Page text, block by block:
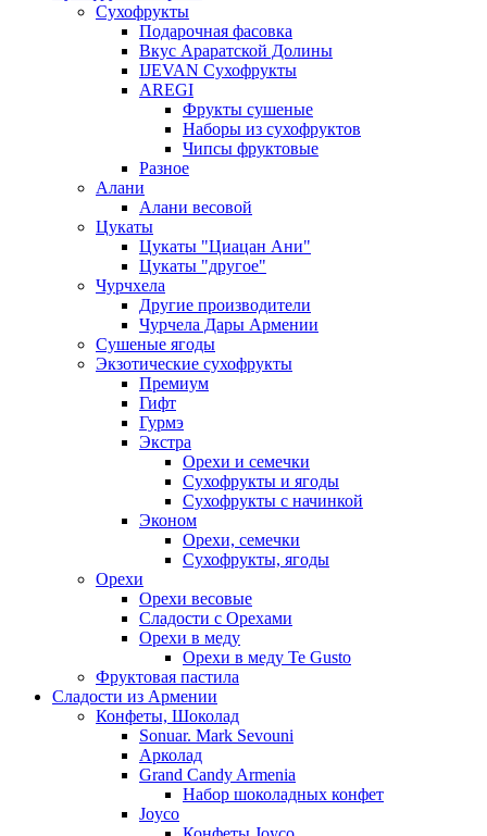
Сухофрукты
Подарочная фасовка
Вкус Араратской Долины
IJEVAN Сухофрукты
AREGI
Фрукты сушеные
Наборы из сухофруктов
Чипсы фруктовые
Разное
Алани
Алани весовой
Цукаты
Цукаты "Циацан Ани"
Цукаты "другое"
Чурчхела
Другие производители
Чурчела Дары Армении
Сушеные ягоды
Экзотические сухофрукты
Премиум
Гифт
Гурмэ
Экстра
Орехи и семечки
Сухофрукты и ягоды
Сухофрукты с начинкой
Эконом
Орехи, семечки
Сухофрукты, ягоды
Орехи
Орехи весовые
Сладости с Орехами
Орехи в меду
Орехи в меду Te Gusto
Фруктовая пастила
Сладости из Армении
Конфеты, Шоколад
Sonuar. Mark Sevouni
Арколад
Grand Candy Armenia
Набор шоколадных конфет
Joyco